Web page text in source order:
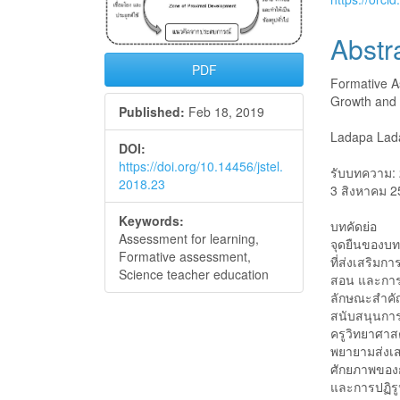
PDF
Published: Feb 18, 2019
DOI:
https://doi.org/10.14456/jstel.
2018.23
Keywords:
Assessment for learning,
Formative assessment,
Science teacher education
Formative
Growth
Ladapa
รับบทความ:
3 สิงหาคม
บทคัดย่อ
จุดยืนของบ
ที่ส่งเสริมก
สอน และกา
ลักษณะสำคั
สนับสนุนกา
ครูวิทยาศา
พยายามส่ง
ศักยภาพขอ
และการปฏิ